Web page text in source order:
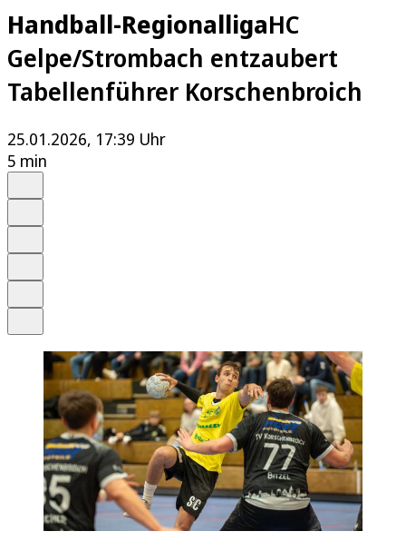
Handball-RegionalligaHC
Gelpe/Strombach entzaubert
Tabellenführer Korschenbroich
25.01.2026, 17:39 Uhr
5 min